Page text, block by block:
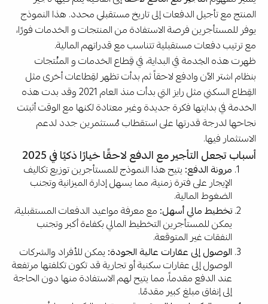
المنتج مع تأجيل الدفعات إلى تاريخ مستقبلي محدد. هذا النموذج
يوفر للمستأجرين فرصة الاستفادة من المنتجات و الخدمات فورًا،
مع ترتيب دفعات مستقبلية تتناسب مع قدراتهم المالية.
ظهرت هذه الخِدمة في البداية، في قِطاع الخدمات و المنُتجات
بنظام اشتر الآن وادفع لاحقاً ثم بدأت تظهر لقِطاعات أخرى مثل
القِطاع السكني مثل رايز التي بدأت منذ العام 2021 وقد بدت هذه
الخدمة في بدايتها فكرة جديدة وغير معتادة لكنها مع الوقت أثبتت
نجاحها لدرجة قدرتها على استقطاب مُستثمرين جدد لدعم
الاستثمار فيها.
أسباب تجعل التأجير مع الدفع لاحقًا خيارًا ذكيًا في 2025
مرونة الدفع: يتيح هذا النموذج للمستأجرين توزيع تكاليف
الإيجار على فترة زمنية، مما يسهل إدارة الميزانية وتجنب
الضغوط المالية.
تخطيط مالي أسهل: مع معرفة مواعيد الدفعات المستقبلية،
يمكن للمستأجرين التخطيط المالي بكفاءة أكبر وتجنب
النفقات غير المتوقعة.
الوصول إلى عقارات عالية الجودة: يمكن للأفراد والشركات
الوصول إلى عقارات سكنية أو تجارية قد تكون تكلفتها مرتفعة
عند الدفع مقدماً، مما يتيح لهم الاستفادة منها دون الحاجة
إلى إنفاق مبلغ كبير مقدمًا.